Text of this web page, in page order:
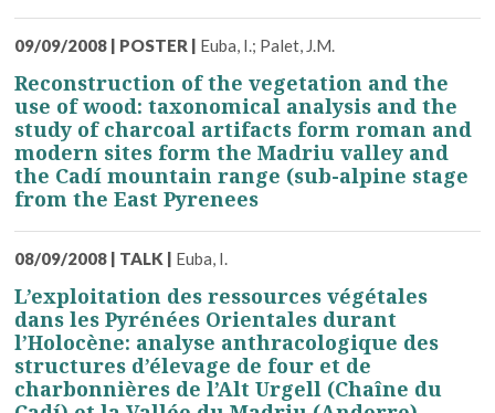
09/09/2008 | POSTER | Euba, I.; Palet, J.M.
Reconstruction of the vegetation and the
use of wood: taxonomical analysis and the
study of charcoal artifacts form roman and
modern sites form the Madriu valley and
the Cadí mountain range (sub-alpine stage
from the East Pyrenees
08/09/2008 | TALK | Euba, I.
L’exploitation des ressources végétales
dans les Pyrénées Orientales durant
l’Holocène: analyse anthracologique des
structures d’élevage de four et de
charbonnières de l’Alt Urgell (Chaîne du